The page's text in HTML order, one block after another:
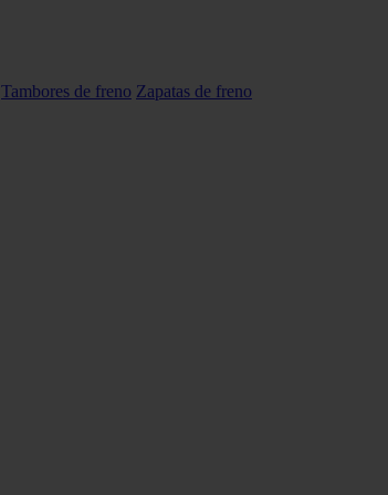
Tambores de freno Zapatas de freno